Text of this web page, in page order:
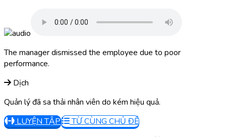
The manager dismissed the employee due to poor
performance.
Dịch
Quản lý đã sa thải nhân viên do kém hiệu quả.
LUYỆN TẬP
TỪ CÙNG CHỦ ĐỀ